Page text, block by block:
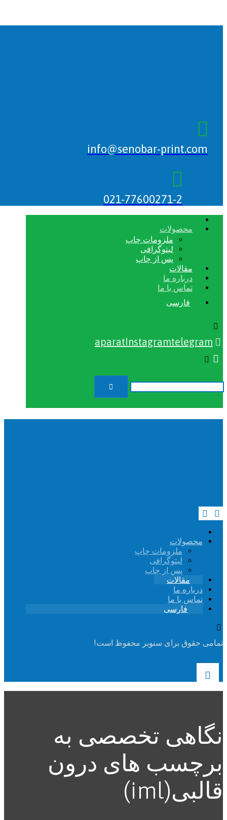
info@senobar-print.com
021-77600271-2
محصولات
ملزومات چاپ
لیتوگرافی
پس از چاپ
مقالات
درباره ما
تماس با ما
فارسی
aparatInstagramtelegram
محصولات
ملزومات چاپ
لیتوگرافی
پس از چاپ
مقالات
درباره ما
تماس با ما
فارسی
تمامی حقوق برای سنوبر محفوظ است!
نگاهی تخصصی به
برچسب های درون
قالبی(iml)